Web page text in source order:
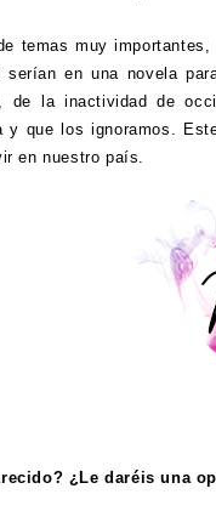
temas muy
serían en una novela
de la inactividad de
que los ignoramos.
en nuestro país.
¿Le daréis una